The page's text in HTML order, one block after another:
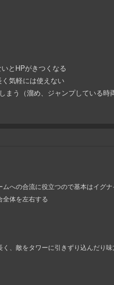
とHPがきつくなる
気軽には使えない
まう（溜め、ジャンプしている時
への合流に役立つので基本はイグ
全体を左右する
、敵をタワーに引きずり込んだり